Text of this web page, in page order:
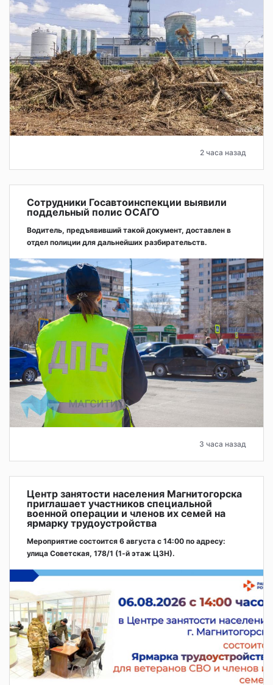
2 часа назад
Сотрудники Госавтоинспекции выявили
поддельный полис ОСАГО
Водитель, предъявивший такой документ, доставлен в
отдел полиции для дальнейших разбирательств.
3 часа назад
Центр занятости населения Магнитогорска
приглашает участников специальной
военной операции и членов их семей на
ярмарку трудоустройства
Мероприятие состоится 6 августа с 14:00 по адресу:
улица Советская, 178/1 (1‑й этаж ЦЗН).